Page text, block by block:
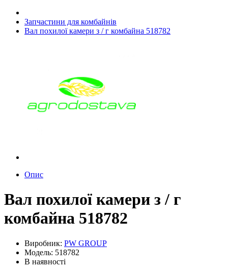
Запчастини для комбайнів
Вал похилої камери з / г комбайна 518782
Опис
Вал похилої камери з / г
комбайна 518782
Виробник: PW GROUP
Модель: 518782
В наявності